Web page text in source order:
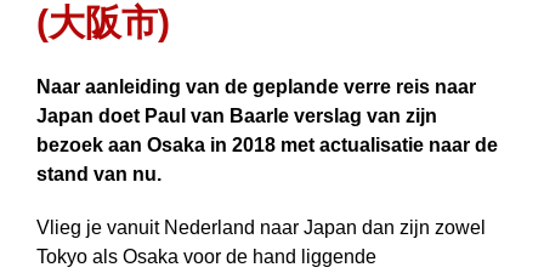
(大阪市)
Naar aanleiding van de geplande verre reis naar
Japan doet Paul van Baarle verslag van zijn
bezoek aan Osaka in 2018 met actualisatie naar de
stand van nu.
Vlieg je vanuit Nederland naar Japan dan zijn zowel
Tokyo als Osaka voor de hand liggende